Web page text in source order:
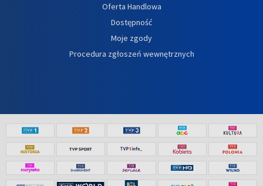
Oferta Handlowa
Dostępność
Moje zgody
Procedura zgłoszeń wewnętrznych